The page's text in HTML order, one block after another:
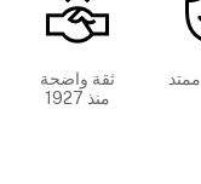
ثقة واضحة
منذ 1927